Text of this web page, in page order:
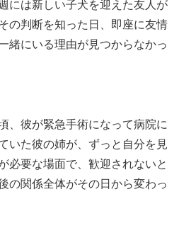
には新しい子犬を迎えた友人が
の判断を知った日、即座に友情
緒にいる理由が見つからなかっ
、彼が緊急手術になって病院に
いた彼の姉が、ずっと自分を見
必要な場面で、歓迎されないと
の関係全体がその日から変わっ